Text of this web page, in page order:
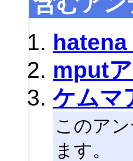
mput
ケムマ
このア
ます。